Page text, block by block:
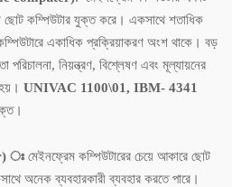
ছোট কম্পিউটার যুক্ত করে। একসাথে শতাধিক
একাধিক প্রক্রিয়াকরণ অংশ থাকে। বড়
পরিচালনা, নিয়ন্ত্রণ, বিশ্লেষণ এবং মূল্যায়নের
UNIVAC 1100\01, IBM- 4341
ঃ মেইনফ্রেম কম্পিউটারের চেয়ে আকারে ছোট
অনেক ব্যবহারকারী ব্যবহার করতে পারে।